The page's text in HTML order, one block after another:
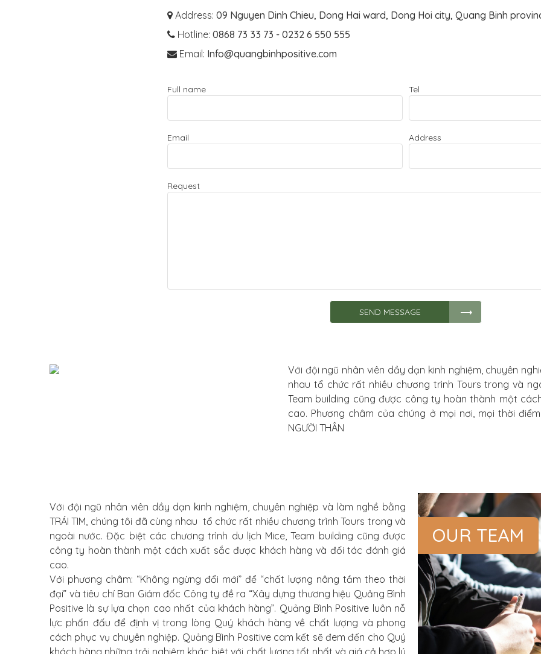
Address: 09 Nguyen Dinh Chieu, Dong Hai ward, Dong Hoi city, Quang Binh
Hotline: 0868 73 33 73 - 0232 6 550 555
Email: Info@quangbinhpositive.com
Full name Tel
Email Address
Request
SEND MESSAGE
Với đội ngũ nhân viên dầy dạn kinh nghiệm, chuyên
nhau tổ chức rất nhiều chương trình Tours trong và
Team building cũng được công ty hoàn thành một
cao. Phương châm của chúng ở mọi nơi, mọi thời điểm
NGƯỜI THÂN
Với đội ngũ nhân viên dầy dạn kinh nghiệm, chuyên nghiệp và làm nghề bằng
TRÁI TIM, chúng tôi đã cùng nhau tổ chức rất nhiều chương trình Tours trong và
ngoài nước. Đặc biệt các chương trình du lịch Mice, Team building cũng được
công ty hoàn thành một cách xuất sắc được khách hàng và đối tác đánh giá
cao.
Với phương châm: “Không ngừng đổi mới” để “chất lượng nâng tầm theo thời
đại” và tiêu chí Ban Giám đốc Công ty đề ra “Xây dựng thương hiệu Quảng Bình
Positive là sự lựa chọn cao nhất của khách hàng”. Quảng Bình Positive luôn nỗ
lực phấn đấu để định vị trong lòng Quý khách hàng về chất lượng và phong
cách phục vụ chuyên nghiệp. Quảng Bình Positive cam kết sẽ đem đến cho Quý
khách hàng những trải nghiệm khác biệt với chất lượng tốt nhất và giá cả hợp lý
OUR TEAM